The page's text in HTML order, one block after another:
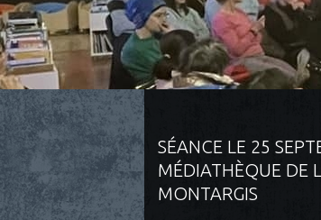
SÉANCE LE 25
MÉDIATHÈQUE DE
MONTARGIS